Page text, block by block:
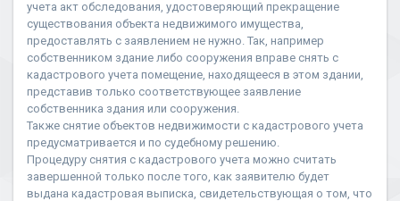
учета акт обследования, удостоверяющий прекращение
существования объекта недвижимого имущества,
предоставлять с заявлением не нужно. Так, например
собственником здание либо сооружения вправе снять с
кадастрового учета помещение, находящееся в этом здании,
представив только соответствующее заявление
собственника здания или сооружения.
Также снятие объектов недвижимости с кадастрового учета
предусматривается и по судебному решению.
Процедуру снятия с кадастрового учета можно считать
завершенной только после того, как заявителю будет
выдана кадастровая выписка, свидетельствующая о том, что